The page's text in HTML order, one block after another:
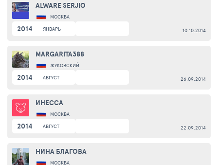
ALWARE SERJIO
МОСКВА
2014 ЯНВАРЬ 10.10.2014
MARGARITA388
ЖУКОВСКИЙ
2014 АВГУСТ 26.09.2014
ИНЕССА
МОСКВА
2014 АВГУСТ 22.09.2014
НИНА БЛАГОВА
МОСКВА